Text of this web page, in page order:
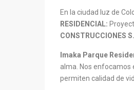
En la ciudad luz de
RESIDENCIAL:
CONSTRUCCIONES
Imaka Parque
alma. Nos enfocamos
permiten calidad de